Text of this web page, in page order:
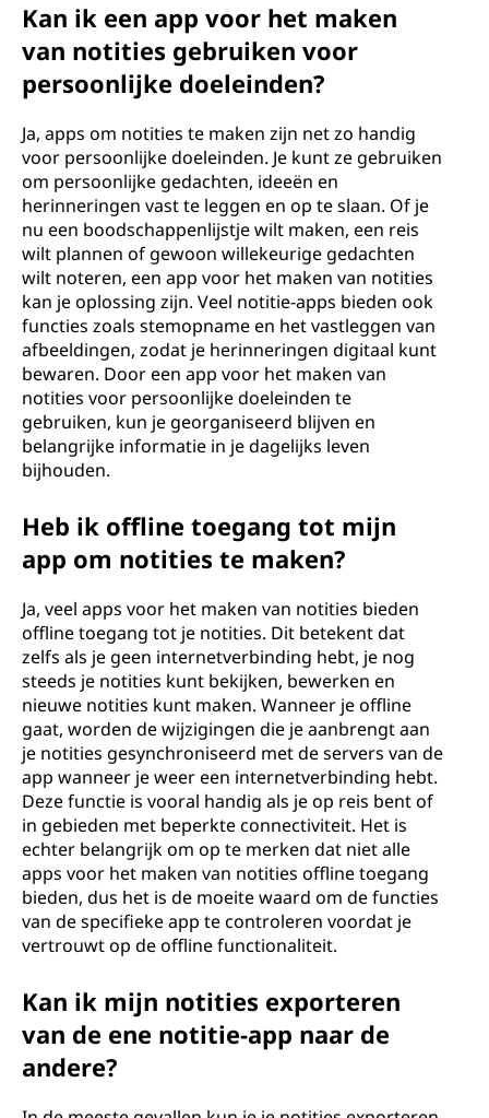
Kan ik een app voor het maken
van notities gebruiken voor
persoonlijke doeleinden?
Ja, apps om notities te maken zijn net zo handig
voor persoonlijke doeleinden. Je kunt ze gebruiken
om persoonlijke gedachten, ideeën en
herinneringen vast te leggen en op te slaan. Of je
nu een boodschappenlijstje wilt maken, een reis
wilt plannen of gewoon willekeurige gedachten
wilt noteren, een app voor het maken van notities
kan je oplossing zijn. Veel notitie-apps bieden ook
functies zoals stemopname en het vastleggen van
afbeeldingen, zodat je herinneringen digitaal kunt
bewaren. Door een app voor het maken van
notities voor persoonlijke doeleinden te
gebruiken, kun je georganiseerd blijven en
belangrijke informatie in je dagelijks leven
bijhouden.
Heb ik offline toegang tot mijn
app om notities te maken?
Ja, veel apps voor het maken van notities bieden
offline toegang tot je notities. Dit betekent dat
zelfs als je geen internetverbinding hebt, je nog
steeds je notities kunt bekijken, bewerken en
nieuwe notities kunt maken. Wanneer je offline
gaat, worden de wijzigingen die je aanbrengt aan
je notities gesynchroniseerd met de servers van de
app wanneer je weer een internetverbinding hebt.
Deze functie is vooral handig als je op reis bent of
in gebieden met beperkte connectiviteit. Het is
echter belangrijk om op te merken dat niet alle
apps voor het maken van notities offline toegang
bieden, dus het is de moeite waard om de functies
van de specifieke app te controleren voordat je
vertrouwt op de offline functionaliteit.
Kan ik mijn notities exporteren
van de ene notitie-app naar de
andere?